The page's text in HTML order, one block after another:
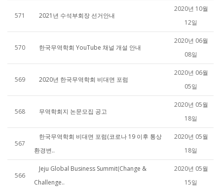
571 2021년 수석부회장 선거안내
2020년 10월
12일
570 한국무역학회 YouTube 채널 개설 안내
2020년 06월
08일
569 2020년 한국무역학회 비대면 포럼
2020년 06월
05일
568 무역학회지 논문모집 공고
2020년 05월
18일
567
한국무역학회 비대면 포럼(코로나 19 이후 통상
환경변..
2020년 05월
18일
566
Jeju Global Business Summit(Change &
Challenge..
2020년 05월
15일